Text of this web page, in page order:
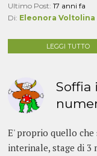
Ultimo Post:17 anni fa
Di: Eleonora Voltolina
LEGGI TUTTO
Soffia
E' proprio quello
interinale, stage di 3